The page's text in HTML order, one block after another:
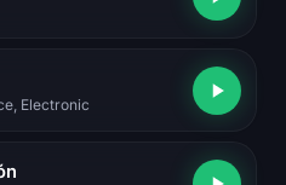
Electronic